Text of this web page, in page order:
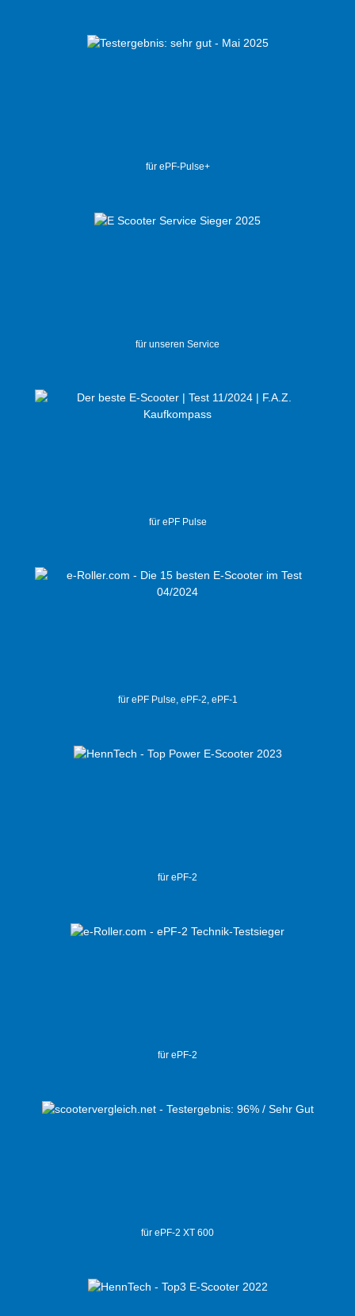
für ePF-Pulse+
für unseren Service
für ePF Pulse
für ePF Pulse, ePF-2, ePF-1
für ePF-2
für ePF-2
für ePF-2 XT 600